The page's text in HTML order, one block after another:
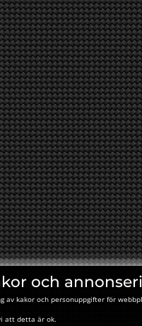
och
av kakor och personuppgifter för
att detta är ok.